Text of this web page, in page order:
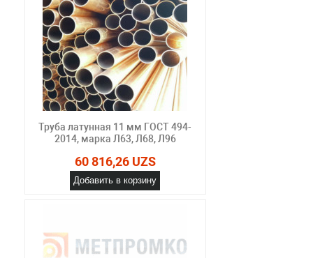
Труба латунная 11 мм ГОСТ 494-
2014, марка Л63, Л68, Л96
60 816,26 UZS
Добавить в корзину